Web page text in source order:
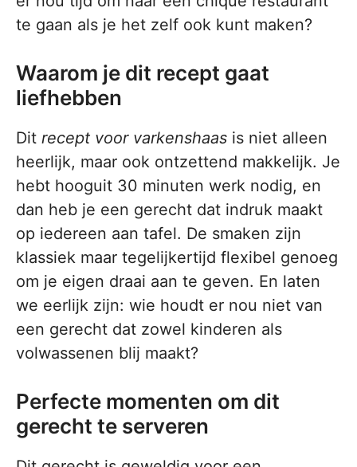
te gaan als je het zelf ook kunt maken?
Waarom je dit recept gaat
liefhebben
Dit recept voor varkenshaas is niet alleen
heerlijk, maar ook ontzettend makkelijk. Je
hebt hooguit 30 minuten werk nodig, en
dan heb je een gerecht dat indruk maakt
op iedereen aan tafel. De smaken zijn
klassiek maar tegelijkertijd flexibel genoeg
om je eigen draai aan te geven. En laten
we eerlijk zijn: wie houdt er nou niet van
een gerecht dat zowel kinderen als
volwassenen blij maakt?
Perfecte momenten om dit
gerecht te serveren